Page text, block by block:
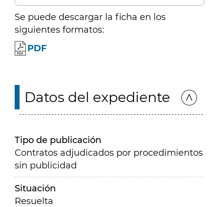
Se puede descargar la ficha en los
siguientes formatos:
PDF
Datos del expediente
Tipo de publicación
Contratos adjudicados por procedimientos
sin publicidad
Situación
Resuelta